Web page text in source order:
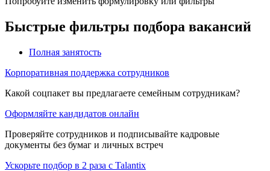
Быстрые фильтры подбора вакансий
Полная занятость
Корпоративная поддержка сотрудников
Какой соцпакет вы предлагаете семейным сотрудникам?
Оформляйте кандидатов онлайн
Проверяйте сотрудников и подписывайте кадровые
документы без бумаг и личных встреч
Ускорьте подбор в 2 раза с Talantix